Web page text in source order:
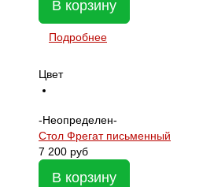
В корзину
Подробнее
Цвет
-Неопределен-
Стол Фрегат письменный
7 200 руб
В корзину